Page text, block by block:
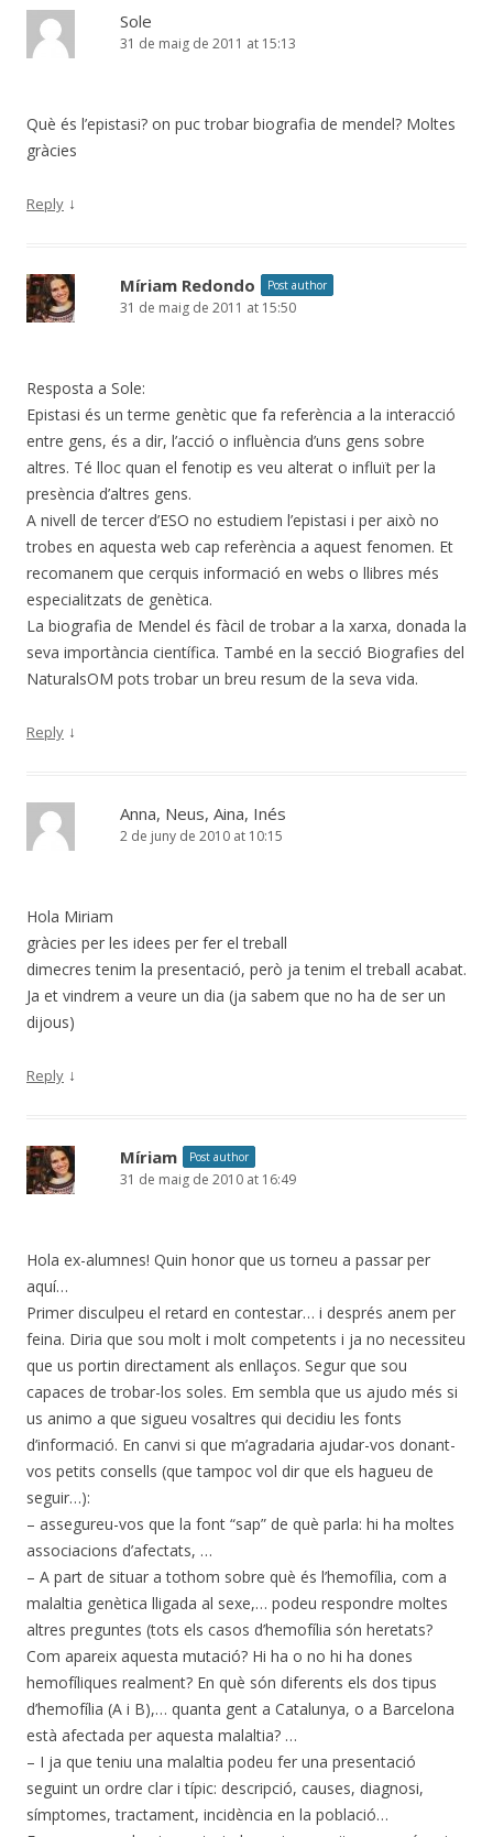
Sole
31 de maig de 2011 at 15:13
Què és l’epistasi? on puc trobar biografia de mendel? Moltes
gràcies
Reply ↓
Míriam Redondo Post author
31 de maig de 2011 at 15:50
Resposta a Sole:
Epistasi és un terme genètic que fa referència a la interacció
entre gens, és a dir, l’acció o influència d’uns gens sobre
altres. Té lloc quan el fenotip es veu alterat o influït per la
presència d’altres gens.
A nivell de tercer d’ESO no estudiem l’epistasi i per això no
trobes en aquesta web cap referència a aquest fenomen. Et
recomanem que cerquis informació en webs o llibres més
especialitzats de genètica.
La biografia de Mendel és fàcil de trobar a la xarxa, donada la
seva importància científica. També en la secció Biografies del
NaturalsOM pots trobar un breu resum de la seva vida.
Reply ↓
Anna, Neus, Aina, Inés
2 de juny de 2010 at 10:15
Hola Miriam
gràcies per les idees per fer el treball
dimecres tenim la presentació, però ja tenim el treball acabat.
Ja et vindrem a veure un dia (ja sabem que no ha de ser un
dijous)
Reply ↓
Míriam Post author
31 de maig de 2010 at 16:49
Hola ex-alumnes! Quin honor que us torneu a passar per
aquí…
Primer disculpeu el retard en contestar… i després anem per
feina. Diria que sou molt i molt competents i ja no necessiteu
que us portin directament als enllaços. Segur que sou
capaces de trobar-los soles. Em sembla que us ajudo més si
us animo a que sigueu vosaltres qui decidiu les fonts
d’informació. En canvi si que m’agradaria ajudar-vos donant-
vos petits consells (que tampoc vol dir que els hagueu de
seguir…):
– assegureu-vos que la font “sap” de què parla: hi ha moltes
associacions d’afectats, …
– A part de situar a tothom sobre què és l’hemofília, com a
malaltia genètica lligada al sexe,… podeu respondre moltes
altres preguntes (tots els casos d’hemofília són heretats?
Com apareix aquesta mutació? Hi ha o no hi ha dones
hemofíliques realment? En què són diferents els dos tipus
d’hemofília (A i B),… quanta gent a Catalunya, o a Barcelona
està afectada per aquesta malaltia? …
– I ja que teniu una malaltia podeu fer una presentació
seguint un ordre clar i típic: descripció, causes, diagnosi,
símptomes, tractament, incidència en la població…